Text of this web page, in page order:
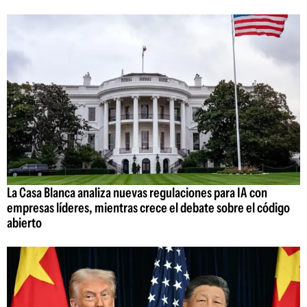
La Casa Blanca analiza nuevas regulaciones para IA con
empresas líderes, mientras crece el debate sobre el código
abierto